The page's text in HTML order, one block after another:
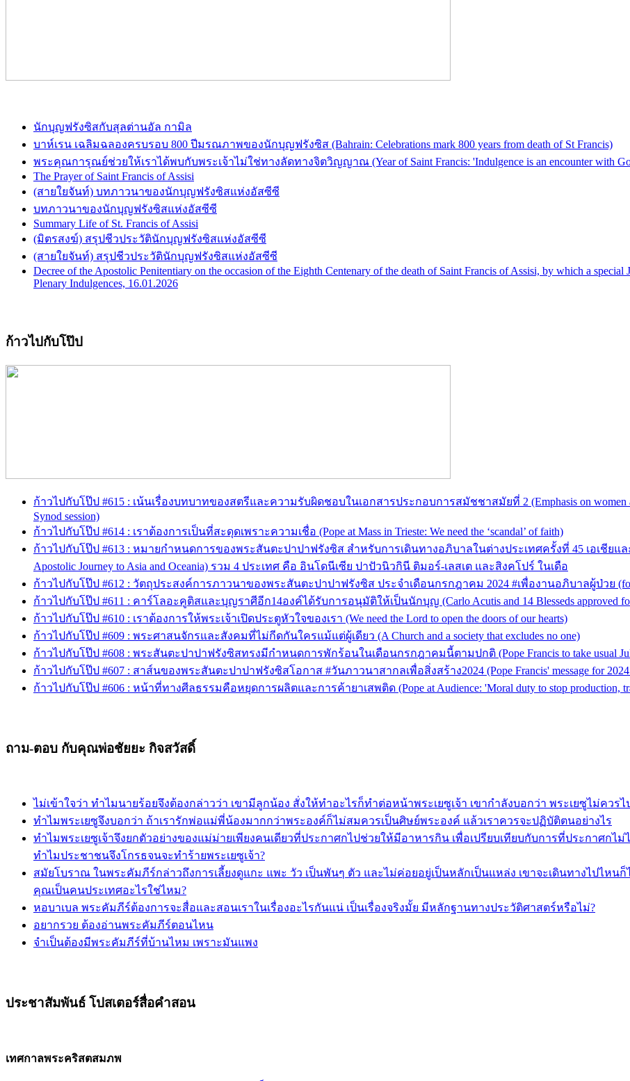
นักบุญฟรังซิสกับสุลต่านอัล กามิล
บาห์เรน เฉลิมฉลองครบรอบ 800 ปีมรณภาพของนักบุญฟรังซิส (Bahrain: Celebrations mark 800 years from death of St Francis)
พระคุณการุณย์ช่วยให้เราได้พบกับพระเจ้าไม่ใช่ทางลัดทางจิตวิญญาณ (Year of Saint Francis: 'Indulgence is an encounter with
The Prayer of Saint Francis of Assisi
(สายใยจันท์) บทภาวนาของนักบุญฟรังซิสแห่งอัสซีซี
บทภาวนาของนักบุญฟรังซิสแห่งอัสซีซี
Summary Life of St. Francis of Assisi
(มิตรสงฆ์) สรุปชีวประวัตินักบุญฟรังซิสแห่งอัสซีซี
(สายใยจันท์) สรุปชีวประวัตินักบุญฟรังซิสแห่งอัสซีซี
Decree of the Apostolic Penitentiary on the occasion of the Eighth Centenary of the death of Saint Francis of Assisi, by which a special
Plenary Indulgences, 16.01.2026
ก้าวไปกับโป๊ป
ก้าวไปกับโป๊ป #615 : เน้นเรื่องบทบาทของสตรีและความรับผิดชอบในเอกสารประกอบการสมัชชาสมัยที่ 2 (Emphasis on women
Synod session)
ก้าวไปกับโป๊ป #614 : เราต้องการเป็นที่สะดุดเพราะความเชื่อ (Pope at Mass in Trieste: We need the ‘scandal’ of faith)
ก้าวไปกับโป๊ป #613 : หมายกำหนดการของพระสันตะปาปาฟรังซิส สำหรับการเดินทางอภิบาลในต่างประเทศครั้งที่ 45 เอเชียและโ
Apostolic Journey to Asia and Oceania) รวม 4 ประเทศ คือ อินโดนีเซีย ปาปัวนิวกินี ติมอร์-เลสเต และสิงคโปร์ ในเดือ
ก้าวไปกับโป๊ป #612 : วัตถุประสงค์การภาวนาของพระสันตะปาปาฟรังซิส ประจำเดือนกรกฎาคม 2024 #เพื่องานอภิบาลผู้ป่วย (for
ก้าวไปกับโป๊ป #611 : คาร์โลอะคูติสและบุญราศีอีก14องค์ได้รับการอนุมัติให้เป็นนักบุญ (Carlo Acutis and 14 Blesseds approved for
ก้าวไปกับโป๊ป #610 : เราต้องการให้พระเจ้าเปิดประตูหัวใจของเรา (We need the Lord to open the doors of our hearts)
ก้าวไปกับโป๊ป #609 : พระศาสนจักรและสังคมที่ไม่กีดกันใครแม้แต่ผู้เดียว (A Church and a society that excludes no one)
ก้าวไปกับโป๊ป #608 : พระสันตะปาปาฟรังซิสทรงมีกำหนดการพักร้อนในเดือนกรกฎาคมนี้ตามปกติ (Pope Francis to take usual July
ก้าวไปกับโป๊ป #607 : สาส์นของพระสันตะปาปาฟรังซิสโอกาส #วันภาวนาสากลเพื่อสิ่งสร้าง2024 (Pope Francis' message for 2024
ก้าวไปกับโป๊ป #606 : หน้าที่ทางศีลธรรมคือหยุดการผลิตและการค้ายาเสพติด (Pope at Audience: 'Moral duty to stop production,
ถาม-ตอบ กับคุณพ่อชัยยะ กิจสวัสดิ์
ไม่เข้าใจว่า ทำไมนายร้อยจึงต้องกล่าวว่า เขามีลูกน้อง สั่งให้ทำอะไรก็ทำต่อหน้าพระเยซูเจ้า เขากำลังบอกว่า พระเยซูไม่คว
ทำไมพระเยซูจึงบอกว่า ถ้าเรารักพ่อแม่พี่น้องมากกว่าพระองค์ก็ไม่สมควรเป็นศิษย์พระองค์ แล้วเราควรจะปฏิบัติตนอย่างไร
ทำไมพระเยซูเจ้าจึงยกตัวอย่างของแม่ม่ายเพียงคนเดียวที่ประกาศกไปช่วยให้มีอาหารกิน เพื่อเปรียบเทียบกับการที่ประกาศกไ
ทำไมประชาชนจึงโกรธจนจะทำร้ายพระเยซูเจ้า?
สมัยโบราณ ในพระคัมภีร์กล่าวถึงการเลี้ยงดูแกะ แพะ วัว เป็นพันๆ ตัว และไม่ค่อยอยู่เป็นหลักเป็นแหล่ง เขาจะเดินทางไปไหน
คุณเป็นคนประเทศอะไรใช่ไหม?
หอบาเบล พระคัมภีร์ต้องการจะสื่อและสอนเราในเรื่องอะไรกันแน่ เป็นเรื่องจริงมั้ย มีหลักฐานทางประวัติศาสตร์หรือไม่?
อยากรวย ต้องอ่านพระคัมภีร์ตอนไหน
จำเป็นต้องมีพระคัมภีร์ที่บ้านไหม เพราะมันแพง
ประชาสัมพันธ์ โปสเตอร์สื่อคำสอน
เทศกาลพระคริสตสมภพ